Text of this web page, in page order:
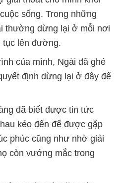
sống. Trong những
thường dừng lại ở mỗi nơi
tục lên đường.
của mình, Ngài đã ghé
định dừng lại ở đây để
đã biết được tin tức
kéo đến để được gặp
phúc cũng như nhờ giải
còn vướng mắc trong